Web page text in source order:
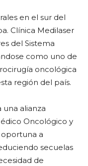
en el sur del
Clínica Medilaser
del Sistema
como uno de
oncológica
región del país.
una alianza
Oncológico y
a
secuelas
de